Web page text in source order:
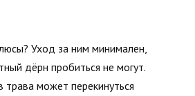
Уход за ним минимален,
дёрн пробиться не могут.
может перекинуться